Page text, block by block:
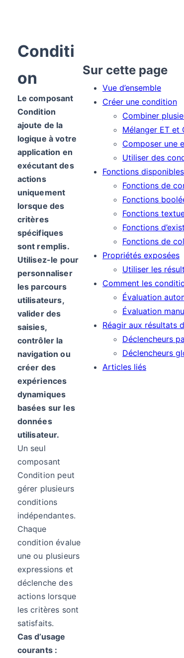
Sur cette page
Vue d’ensemble
Créer une condition
Combiner
Mélanger ET et
Composer une
Utiliser des
Fonctions disponibles
Fonctions de
Fonctions
Fonctions
Fonctions
Fonctions de
Propriétés exposées
Utiliser les
Comment les
Évaluation
Évaluation
Réagir aux résultats
Déclencheurs
Déclencheurs
Articles liés
Conditi
on
Le composant
Condition
ajoute de la
logique à votre
application en
exécutant des
actions
uniquement
lorsque des
critères
spécifiques
sont remplis.
Utilisez-le pour
personnaliser
les parcours
utilisateurs,
valider des
saisies,
contrôler la
navigation ou
créer des
expériences
dynamiques
basées sur les
données
utilisateur.
Un seul
composant
Condition peut
gérer plusieurs
conditions
indépendantes.
Chaque
condition évalue
une ou plusieurs
expressions et
déclenche des
actions lorsque
les critères sont
satisfaits.
Cas d’usage
courants :